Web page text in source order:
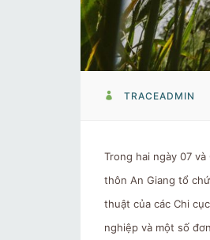
TRACEADMIN
Trong hai ngày 07
thôn An Giang tổ
thuật của các Chi
nghiệp và một số